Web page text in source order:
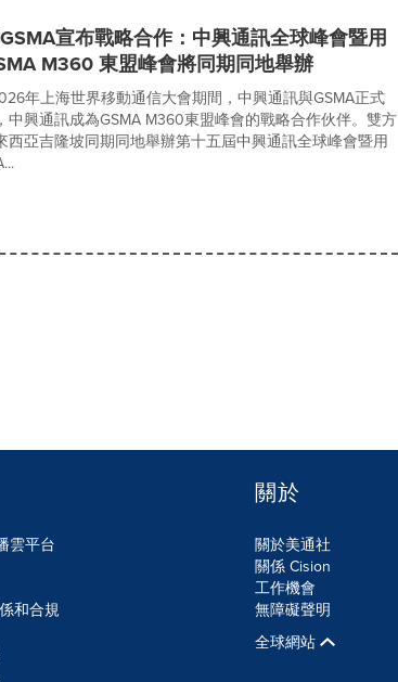
宣布戰略合作：中興通訊全球峰會暨用
M360 東盟峰會將同期同地舉辦
年上海世界移動通信大會期間，中興通訊與GSMA正式
中興通訊成為GSMA M360東盟峰會的戰略合作伙伴。雙方
西亞吉隆坡同期同地舉辦第十五屆中興通訊全球峰會暨用
雲平台
和合規
關於
關於美通社
關係 Cision
工作機會
無障礙聲明
全球網站